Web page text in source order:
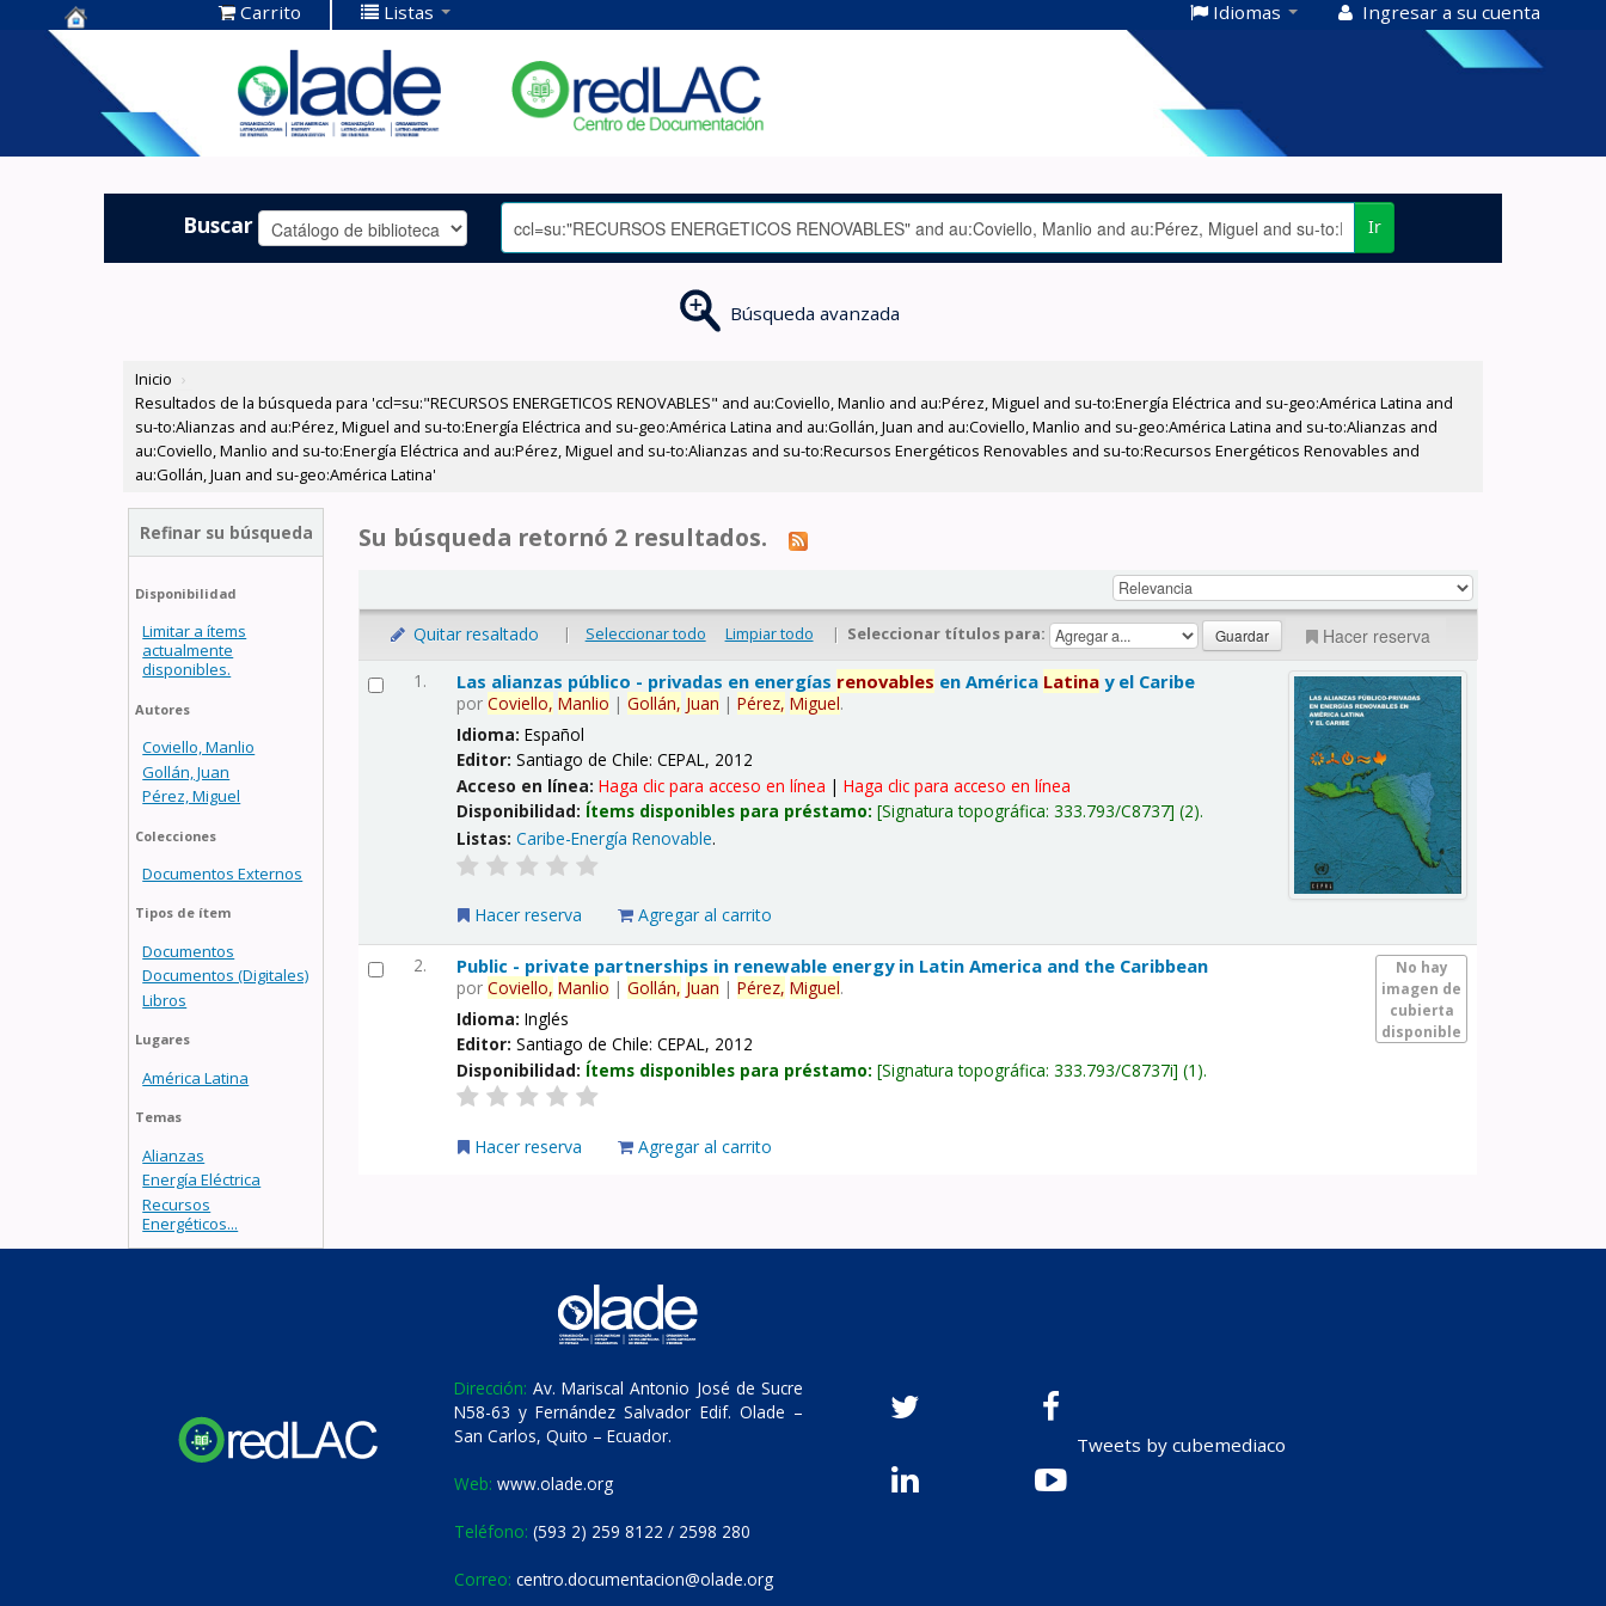
Centro de
Documentación
OLADE -
Carrito Listas Idiomas Ingresar a su cuenta
Buscar Ir
Búsqueda avanzada
Inicio ›
Resultados de la búsqueda para 'ccl=su:"RECURSOS ENERGETICOS RENOVABLES" and au:Coviello, Manlio and au:Pérez, Miguel and su-to:Energía Eléctrica and su-geo:América Latina and
su-to:Alianzas and au:Pérez, Miguel and su-to:Energía Eléctrica and su-geo:América Latina and au:Gollán, Juan and au:Coviello, Manlio and su-geo:América Latina and su-to:Alianzas and
au:Coviello, Manlio and su-to:Energía Eléctrica and au:Pérez, Miguel and su-to:Alianzas and su-to:Recursos Energéticos Renovables and su-to:Recursos Energéticos Renovables and
au:Gollán, Juan and su-geo:América Latina'
Refinar su búsqueda
Disponibilidad
Limitar a ítems
actualmente
disponibles.
Autores
Coviello, Manlio
Gollán, Juan
Pérez, Miguel
Colecciones
Documentos Externos
Tipos de ítem
Documentos
Documentos (Digitales)
Libros
Lugares
América Latina
Temas
Alianzas
Energía Eléctrica
Recursos
Energéticos...
Su búsqueda retornó 2 resultados.
Quitar resaltado | Seleccionar todo Limpiar todo | Seleccionar títulos para: Hacer reserva
1. Las alianzas público - privadas en energías renovables en América Latina y el Caribe
porCoviello, Manlio |Gollán, Juan |Pérez, Miguel.
Idioma:Español
Editor:Santiago de Chile: CEPAL, 2012
Acceso en línea:Haga clic para acceso en línea |Haga clic para acceso en línea
Disponibilidad: Ítems disponibles para préstamo: Signatura topográfica:333.793/C8737 (2).
Listas: Caribe-Energía Renovable.
Hacer reserva Agregar al carrito
2.
No hay
imagen de
cubierta
disponible
Public - private partnerships in renewable energy in Latin America and the Caribbean
porCoviello, Manlio |Gollán, Juan |Pérez, Miguel.
Idioma:Inglés
Editor:Santiago de Chile: CEPAL, 2012
Disponibilidad: Ítems disponibles para préstamo: Signatura topográfica:333.793/C8737i (1).
Hacer reserva Agregar al carrito
Dirección: Av. Mariscal Antonio José de Sucre
N58-63 y Fernández Salvador Edif. Olade –
San Carlos, Quito – Ecuador.
Web: www.olade.org
Teléfono: (593 2) 259 8122 / 2598 280
Correo: centro.documentacion@olade.org
Tweets by cubemediaco